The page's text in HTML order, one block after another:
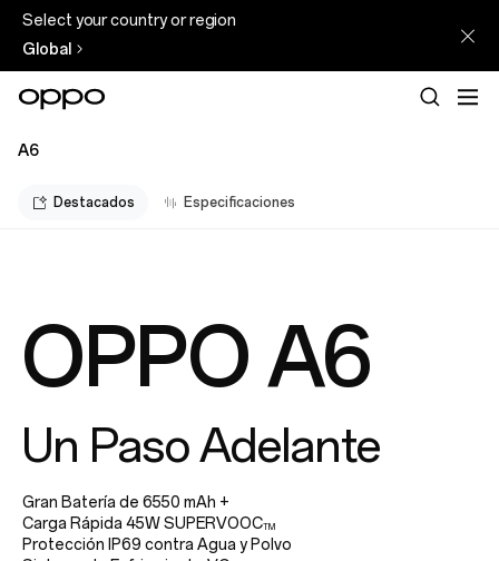
Select your country or region
Global
A6
Destacados Especificaciones
OPPO A6
Un Paso Adelante
Gran Batería de 6550 mAh +
Carga Rápida 45W SUPERVOOCTM
Protección IP69 contra Agua y Polvo